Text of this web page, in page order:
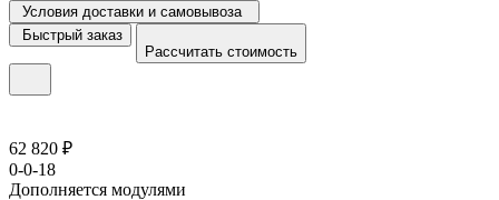
Условия доставки и самовывоза
Быстрый заказ
Рассчитать стоимость
62 820 ₽
0-0-18
Дополняется модулями